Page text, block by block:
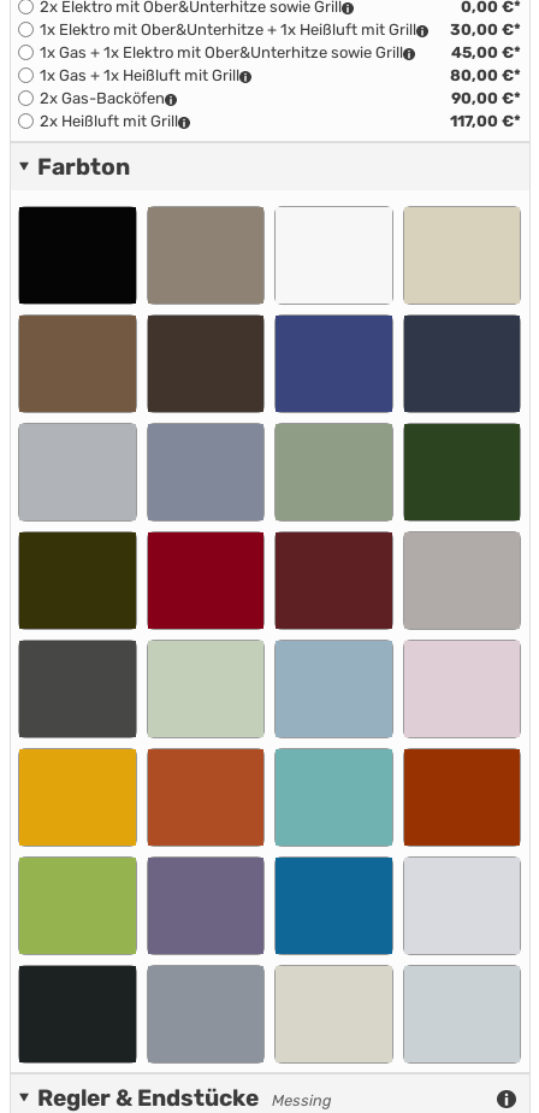
2x Elektro mit Ober&Unterhitze sowie Grill
0,00 €*
1x Elektro mit Ober&Unterhitze + 1x Heißluft mit Grill
30,00 €*
1x Gas + 1x Elektro mit Ober&Unterhitze sowie Grill
45,00 €*
1x Gas + 1x Heißluft mit Grill
80,00 €*
2x Gas-Backöfen
90,00 €*
2x Heißluft mit Grill
117,00 €*
Farbton
Regler & Endstücke Messing